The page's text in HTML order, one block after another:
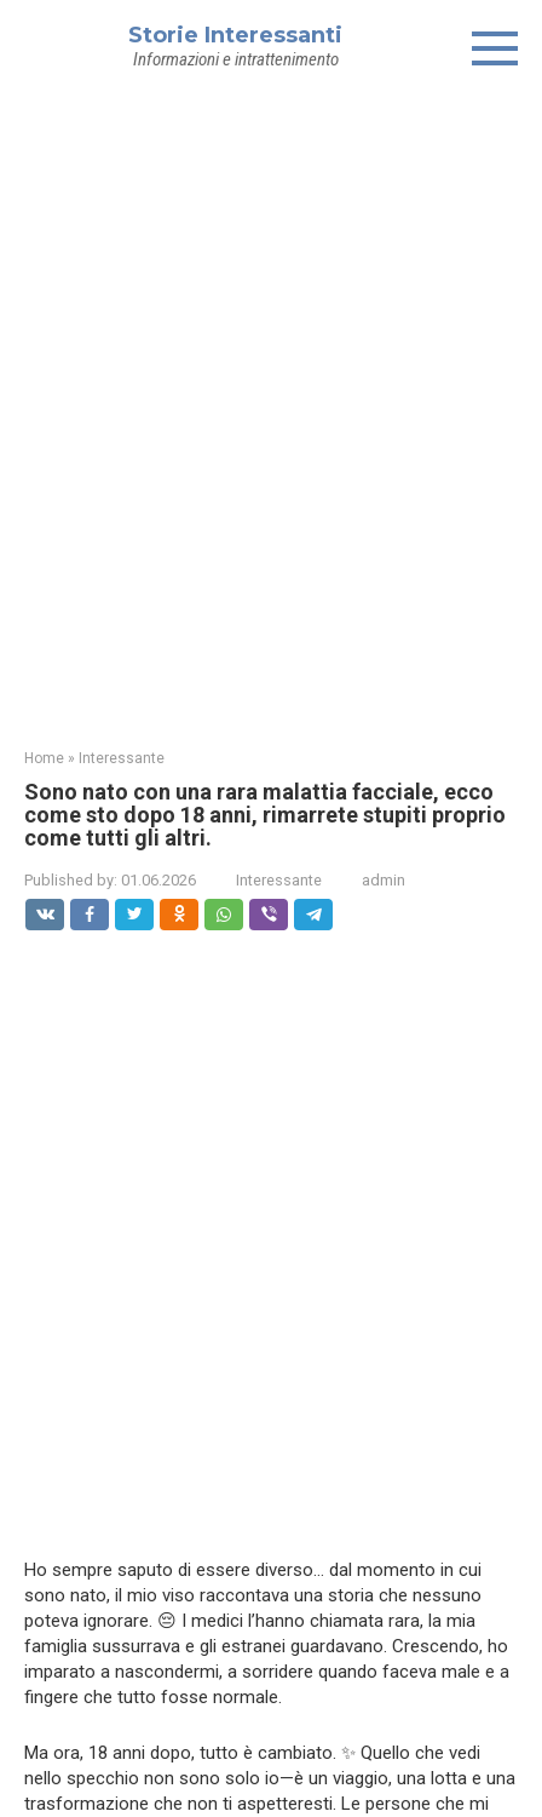
Storie Interessanti
Informazioni e intrattenimento
Home » Interessante
Sono nato con una rara malattia facciale, ecco
come sto dopo 18 anni, rimarrete stupiti proprio
come tutti gli altri.
Published by: 01.06.2026 Interessante admin
Ho sempre saputo di essere diverso… dal momento in cui
sono nato, il mio viso raccontava una storia che nessuno
poteva ignorare. 😔 I medici l’hanno chiamata rara, la mia
famiglia sussurrava e gli estranei guardavano. Crescendo, ho
imparato a nascondermi, a sorridere quando faceva male e a
fingere che tutto fosse normale.
Ma ora, 18 anni dopo, tutto è cambiato. ✨ Quello che vedi
nello specchio non sono solo io—è un viaggio, una lotta e una
trasformazione che non ti aspetteresti. Le persone che mi